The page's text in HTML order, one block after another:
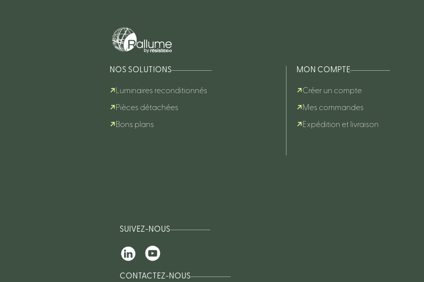
NOS SOLUTIONS
Luminaires reconditionnés
Pièces détachées
Bons plans
MON COMPTE
Créer un compte
Mes commandes
Expédition et livraison
SUIVEZ-NOUS
CONTACTEZ-NOUS